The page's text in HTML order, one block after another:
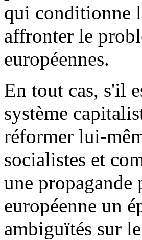
qui conditionne
affronter le
européennes.
En tout cas, s'il
système
réformer lui-
socialistes et
une
européenne un
ambiguïtés sur